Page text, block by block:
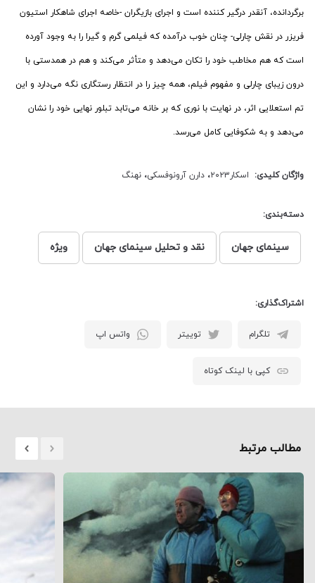
برگردانده، آنقدر درگیر کننده است و اجرای بازیگران -خاصه اجرای شاهکار استیون
فریزر در نقش چارلی- چنان خوب درآمده که فیلمی گرم و گیرا را به وجود آورده
است که هم مخاطب خود را تکان می‌دهد و متأثر می‌کند و هم در همدستی با
درون زیبای چارلی و مفهوم فیلم، همه چیز را در انتظار رستگاری نگه می‌دارد و این
تم استعلایی اثر، در نهایت با نوری که بر خانه می‌تابد تبلور نهایی خود را نشان
می‌دهد و به شکوفایی کامل می‌رسد.
واژگان کلیدی: اسکار۲۰۲۳ ، دارن آرونوفسکی، نهنگ
دسته‌بندی:
سینمای جهان نقد و تحلیل سینمای جهان ویژه
اشتراک‌گذاری:
تلگرام توییتر واتس اپ
کپی با لینک کوتاه
مطالب مرتبط